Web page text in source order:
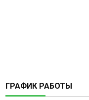
ГРАФИК РАБОТЫ